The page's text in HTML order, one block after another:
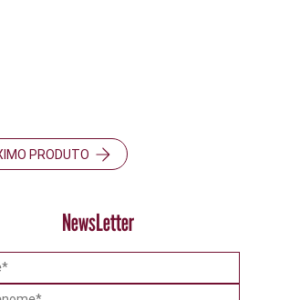
PRODUTO
NewsLetter